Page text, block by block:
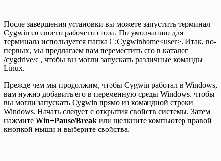
После завершения установки вы можете запустить терминал
Cygwin со своего рабочего стола. По умолчанию для
терминала используется папка C:Cygwinhome<user>. Итак, во-
первых, мы предлагаем вам переместить его в каталог
/cygdrive/c , чтобы вы могли запускать различные команды
Linux.
Прежде чем мы продолжим, чтобы Cygwin работал в Windows,
вам нужно добавить его в переменную среды Windows, чтобы
вы могли запускать Cygwin прямо из командной строки
Windows. Начать следует с открытия свойств системы. Затем
нажмите Win+Pause/Break или щелкните компьютер правой
кнопкой мыши и выберите свойства.